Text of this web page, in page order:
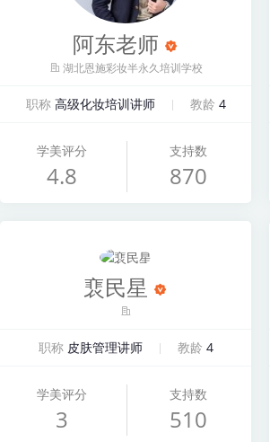
阿东老师
湖北恩施彩妆半永久培训学校
职称 高级化妆培训讲师 教龄 4
学美评分
4.8
支持数
870
裵民星
职称 皮肤管理讲师 教龄 4
学美评分
3
支持数
510